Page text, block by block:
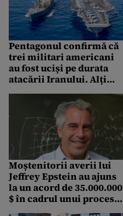
Pentagonul confirmă că
trei militari americani
au fost uciși pe durata
atacării Iranului. Alți
Moștenitorii averii lui
Jeffrey Epstein au ajuns
la un acord de 35.000.000
$ în cadrul unui proces